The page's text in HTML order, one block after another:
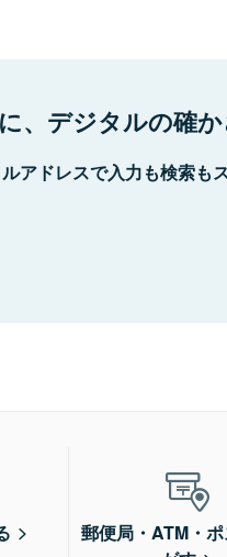
、デジタルの確か
アドレスで入力も検索も
郵便局・ATM・